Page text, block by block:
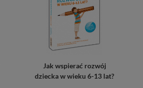
Jak wspierać rozwój
dziecka w wieku 6-13 lat?